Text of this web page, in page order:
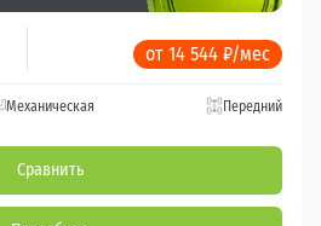
от 14 544 ₽/мес
Механическая Передний
Сравнить